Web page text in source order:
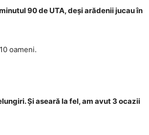
90 de UTA, deși arădenii jucau în
oameni.
Și aseară la fel, am avut 3 ocazii